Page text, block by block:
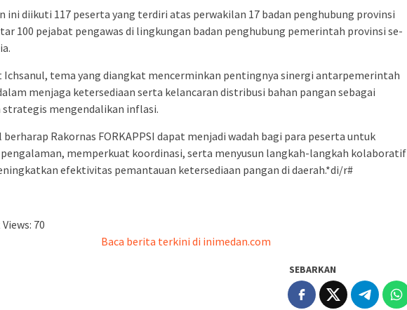
ini diikuti 117 peserta yang terdiri atas perwakilan 17 badan penghubung provinsi
100 pejabat pengawas di lingkungan badan penghubung pemerintah provinsi se-
Ichsanul, tema yang diangkat mencerminkan pentingnya sinergi antarpemerintah
menjaga ketersediaan serta kelancaran distribusi bahan pangan sebagai
strategis mengendalikan inflasi.
berharap Rakornas FORKAPPSI dapat menjadi wadah bagi para peserta untuk
memperkuat koordinasi, serta menyusun langkah-langkah kolaboratif
efektivitas pemantauan ketersediaan pangan di daerah.*di/r#
70
Baca berita terkini di inimedan.com
SEBARKAN